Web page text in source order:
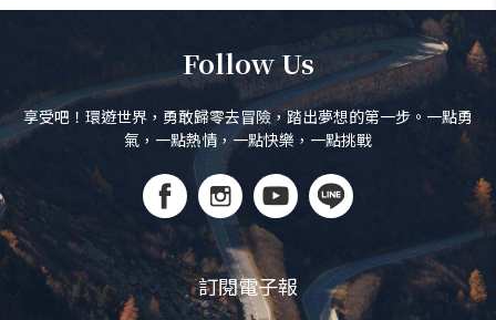
Follow Us
享受吧！環遊世界，勇敢歸零去冒險，踏出夢想的第一步。一點勇
氣，一點熱情，一點快樂，一點挑戰
訂閱電子報